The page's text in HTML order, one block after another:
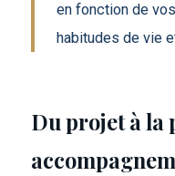
en fonction de
habitudes de vie
Du projet à la